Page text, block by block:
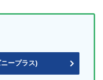
ープラス)